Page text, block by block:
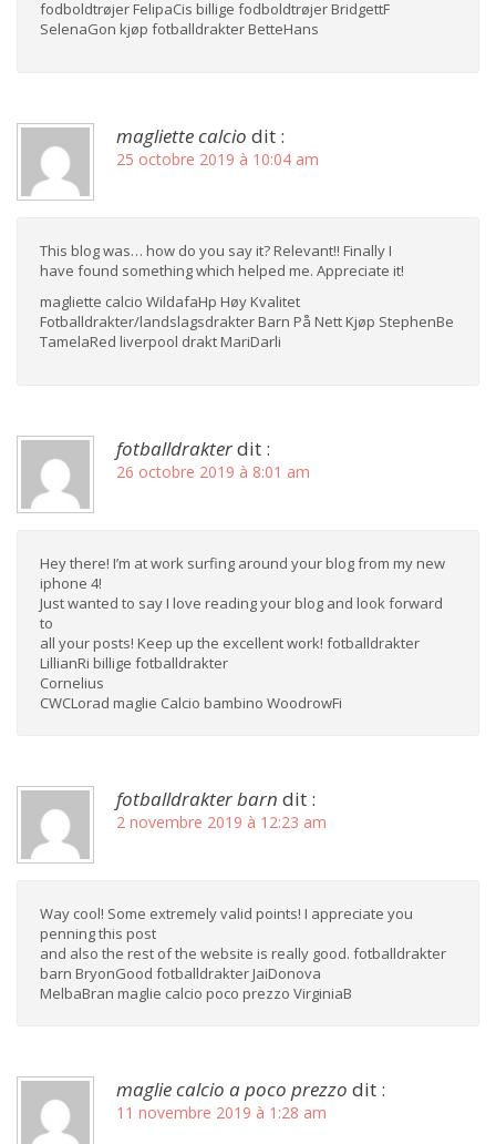
fodboldtrøjer FelipaCis billige fodboldtrøjer BridgettF
SelenaGon kjøp fotballdrakter BetteHans
magliette calcio dit :
25 octobre 2019 à 10:04 am
This blog was… how do you say it? Relevant!! Finally I
have found something which helped me. Appreciate it!
magliette calcio WildafaHp Høy Kvalitet
Fotballdrakter/landslagsdrakter Barn På Nett Kjøp StephenBe
TamelaRed liverpool drakt MariDarli
fotballdrakterdit :
26 octobre 2019 à 8:01 am
Hey there! I’m at work surfing around your blog from my new
iphone 4!
Just wanted to say I love reading your blog and look forward
to
all your posts! Keep up the excellent work! fotballdrakter
LillianRi billige fotballdrakter
Cornelius
CWCLorad maglie Calcio bambino WoodrowFi
fotballdrakter barn dit :
2 novembre 2019 à 12:23 am
Way cool! Some extremely valid points! I appreciate you
penning this post
and also the rest of the website is really good. fotballdrakter
barn BryonGood fotballdrakter JaiDonova
MelbaBran maglie calcio poco prezzo VirginiaB
maglie calcio a poco prezzo dit :
11 novembre 2019 à 1:28 am